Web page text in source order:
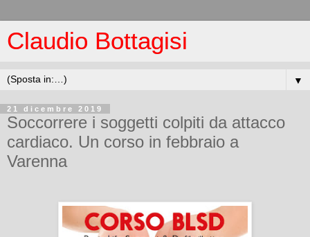
Claudio Bottagisi
▼
21 dicembre 2019
Soccorrere i soggetti colpiti da attacco
cardiaco. Un corso in febbraio a
Varenna